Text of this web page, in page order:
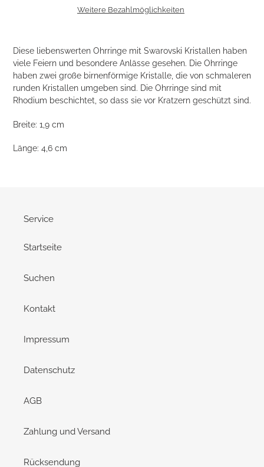
Weitere Bezahlmöglichkeiten
wird
zum
Warenkorb
hinzugefügt
Diese liebenswerten Ohrringe mit Swarovski Kristallen haben
viele Feiern und besondere Anlässe gesehen. Die Ohrringe
haben zwei große birnenförmige Kristalle, die von schmaleren
runden Kristallen umgeben sind. Die Ohrringe sind mit
Rhodium beschichtet, so dass sie vor Kratzern geschützt sind.
Breite: 1,9 cm
Länge: 4,6 cm
Service
Startseite
Suchen
Kontakt
Impressum
Datenschutz
AGB
Zahlung und Versand
Rücksendung